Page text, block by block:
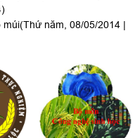
múi(Thứ năm, 08/05/2014 |